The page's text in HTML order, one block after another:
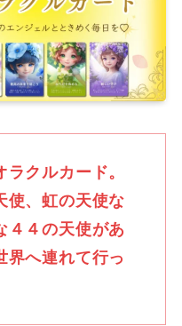
クルカード。
使、虹の天使な
４４の天使があ
界へ連れて行っ